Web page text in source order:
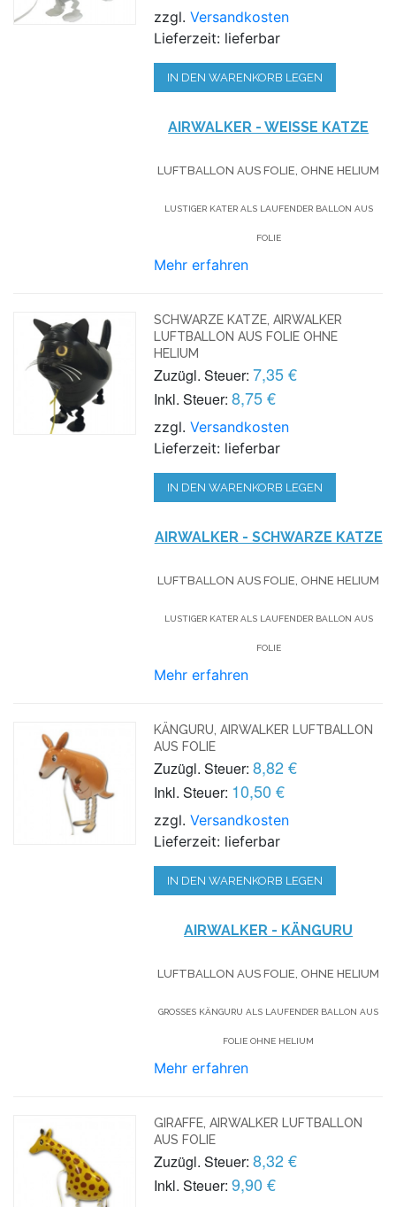
zzgl.Versandkosten
Lieferzeit: lieferbar
IN DEN WARENKORB LEGEN
AIRWALKER - WEISSE KATZE
LUFTBALLON AUS FOLIE, OHNE HELIUM
LUSTIGER KATER ALS LAUFENDER BALLON AUS
FOLIE
Mehr erfahren
SCHWARZE KATZE, AIRWALKER
LUFTBALLON AUS FOLIE OHNE
HELIUM
Zuzügl. Steuer: 7,35 €
Inkl. Steuer: 8,75 €
zzgl.Versandkosten
Lieferzeit: lieferbar
IN DEN WARENKORB LEGEN
AIRWALKER - SCHWARZE KATZE
LUFTBALLON AUS FOLIE, OHNE HELIUM
LUSTIGER KATER ALS LAUFENDER BALLON AUS
FOLIE
Mehr erfahren
KÄNGURU, AIRWALKER LUFTBALLON
AUS FOLIE
Zuzügl. Steuer: 8,82 €
Inkl. Steuer: 10,50 €
zzgl.Versandkosten
Lieferzeit: lieferbar
IN DEN WARENKORB LEGEN
AIRWALKER - KÄNGURU
LUFTBALLON AUS FOLIE, OHNE HELIUM
GROSSES KÄNGURU ALS LAUFENDER BALLON AUS F
OLIE OHNE HELIUM
Mehr erfahren
GIRAFFE, AIRWALKER LUFTBALLON
AUS FOLIE
Zuzügl. Steuer: 8,32 €
Inkl. Steuer: 9,90 €